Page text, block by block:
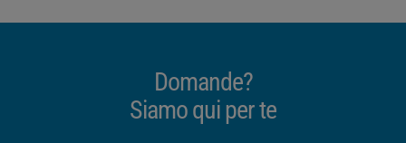
Domande?
Siamo qui per te